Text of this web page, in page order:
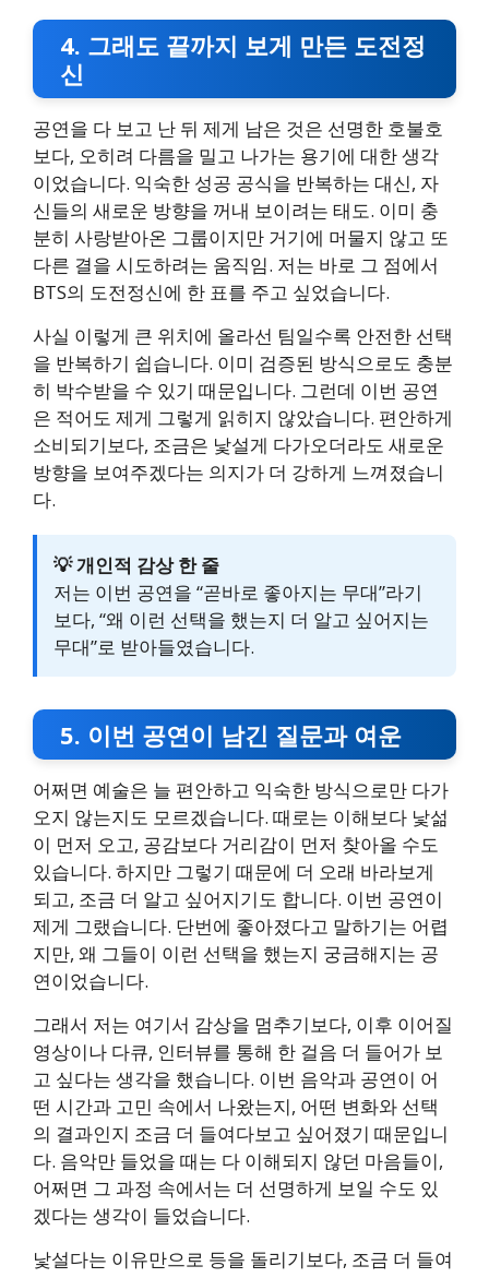
4. 그래도 끝까지 보게 만든 도전정
신
공연을 다 보고 난 뒤 제게 남은 것은 선명한 호불호
보다, 오히려 다름을 밀고 나가는 용기에 대한 생각
이었습니다. 익숙한 성공 공식을 반복하는 대신, 자
신들의 새로운 방향을 꺼내 보이려는 태도. 이미 충
분히 사랑받아온 그룹이지만 거기에 머물지 않고 또
다른 결을 시도하려는 움직임. 저는 바로 그 점에서
BTS의 도전정신에 한 표를 주고 싶었습니다.
사실 이렇게 큰 위치에 올라선 팀일수록 안전한 선택
을 반복하기 쉽습니다. 이미 검증된 방식으로도 충분
히 박수받을 수 있기 때문입니다. 그런데 이번 공연
은 적어도 제게 그렇게 읽히지 않았습니다. 편안하게
소비되기보다, 조금은 낯설게 다가오더라도 새로운
방향을 보여주겠다는 의지가 더 강하게 느껴졌습니
다.
💡 개인적 감상 한 줄
저는 이번 공연을 “곧바로 좋아지는 무대”라기
보다, “왜 이런 선택을 했는지 더 알고 싶어지는
무대”로 받아들였습니다.
5. 이번 공연이 남긴 질문과 여운
어쩌면 예술은 늘 편안하고 익숙한 방식으로만 다가
오지 않는지도 모르겠습니다. 때로는 이해보다 낯섦
이 먼저 오고, 공감보다 거리감이 먼저 찾아올 수도
있습니다. 하지만 그렇기 때문에 더 오래 바라보게
되고, 조금 더 알고 싶어지기도 합니다. 이번 공연이
제게 그랬습니다. 단번에 좋아졌다고 말하기는 어렵
지만, 왜 그들이 이런 선택을 했는지 궁금해지는 공
연이었습니다.
그래서 저는 여기서 감상을 멈추기보다, 이후 이어질
영상이나 다큐, 인터뷰를 통해 한 걸음 더 들어가 보
고 싶다는 생각을 했습니다. 이번 음악과 공연이 어
떤 시간과 고민 속에서 나왔는지, 어떤 변화와 선택
의 결과인지 조금 더 들여다보고 싶어졌기 때문입니
다. 음악만 들었을 때는 다 이해되지 않던 마음들이,
어쩌면 그 과정 속에서는 더 선명하게 보일 수도 있
겠다는 생각이 들었습니다.
낯설다는 이유만으로 등을 돌리기보다, 조금 더 들여